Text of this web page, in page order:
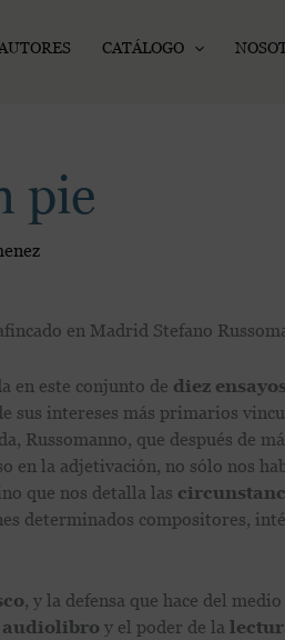
CATÁLOGO
pie
en Madrid Stefano
en este conjunto de diez
sus intereses más primarios
Russomanno, que después de
en la adjetivación, no sólo nos
que nos detalla las
determinados compositores,
, y la defensa que hace del
audiolibro y el poder de la